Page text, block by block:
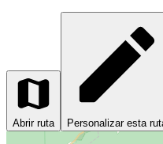
Abrir ruta Personalizar esta